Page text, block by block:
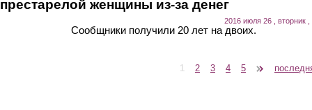
престарелой женщины из-за денег
2016 июля 26 , вторник ,
Сообщники получили 20 лет на двоих.
1 2 3 4 5